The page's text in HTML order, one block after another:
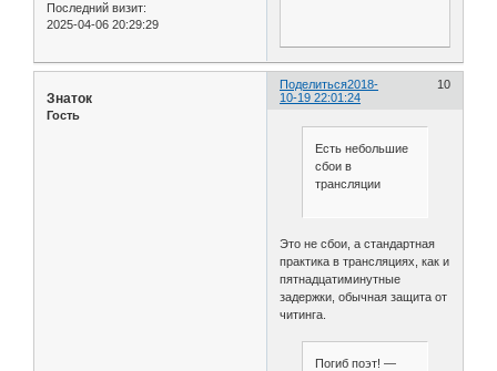
Последний визит:
2025-04-06 20:29:29
Поделиться 10
2018-
10-19 22:01:24
Знаток
Гость
Есть небольшие
сбои в
трансляции
Это не сбои, а стандартная
практика в трансляциях, как и
пятнадцатиминутные
задержки, обычная защита от
читинга.
Погиб поэт! —